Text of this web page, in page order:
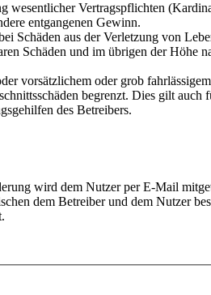
Vertragspflichten
entgangenen Gewinn.
Schäden aus der Verletzung von
Schäden und im übrigen der Höhe
vorsätzlichem oder grob
begrenzt. Dies gilt auch
des Betreibers.
wird dem Nutzer per E-Mail
dem Betreiber und dem Nutzer